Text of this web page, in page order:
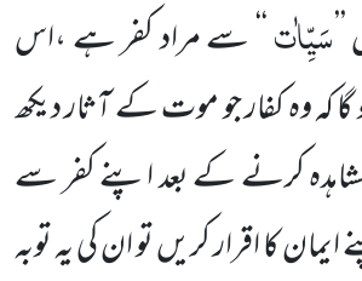
سَیِّاٰت‘‘ سے مراد کفر ہے ،اس
کہ وہ کفار جو موت کے آثار دیکھ
کرنے کے بعد اپنے کفر سے
کا اقرار کریں تو ان کی یہ توبہ